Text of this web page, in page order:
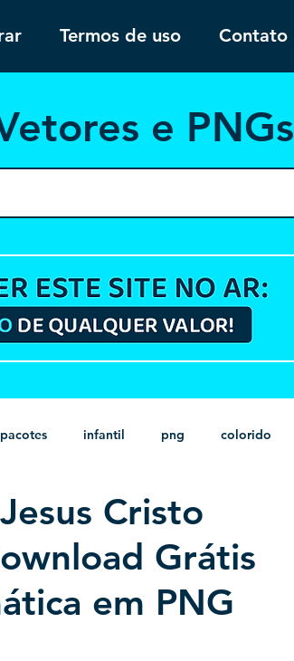
Termos de uso Contato
e PNGs
pacotes infantil png colorido
minimalista psd heráldica
Cristo
Grátis
em PNG